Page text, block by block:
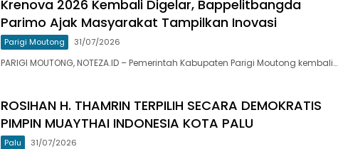
Krenova 2026 Kembali Digelar, Bappelitbangda
Parimo Ajak Masyarakat Tampilkan Inovasi
Parigi Moutong 31/07/2026
PARIGI MOUTONG, NOTEZA.ID – Pemerintah Kabupaten Parigi Moutong kembali…
ROSIHAN H. THAMRIN TERPILIH SECARA DEMOKRATIS
PIMPIN MUAYTHAI INDONESIA KOTA PALU
Palu 31/07/2026